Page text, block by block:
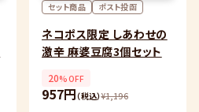
セット商品 ポスト投函
ネコポス限定 しあわせの
激辛 麻婆豆腐3個セット
20%OFF
957円（税込）¥1,196